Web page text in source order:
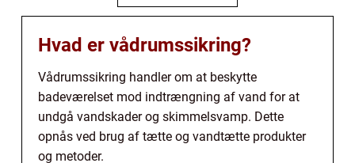
Hvad er vådrumssikring?
Vådrumssikring handler om at beskytte
badeværelset mod indtrængning af vand for at
undgå vandskader og skimmelsvamp. Dette
opnås ved brug af tætte og vandtætte produkter
og metoder.